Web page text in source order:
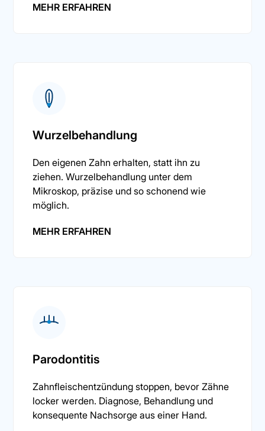
MEHR ERFAHREN
Wurzelbehandlung
Den eigenen Zahn erhalten, statt ihn zu
ziehen. Wurzelbehandlung unter dem
Mikroskop, präzise und so schonend wie
möglich.
MEHR ERFAHREN
Parodontitis
Zahnfleischentzündung stoppen, bevor Zähne
locker werden. Diagnose, Behandlung und
konsequente Nachsorge aus einer Hand.